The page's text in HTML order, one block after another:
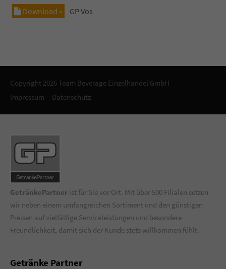
Download » GP Vos
Copyright 2026 Team Beverage Einzelhandel GmbH
Impressum
Datenschutz
GetränkePartner ist für Sie vor Ort. Mit über 500 Filialen setzen
wir neben einem umfangreichen Sortiment und den günstigen
Preisen auf vielfältige Serviceleistungen und besondere
Freundlichkeit, damit sich der Kunde stets willkommen fühlt.
Getränke Partner